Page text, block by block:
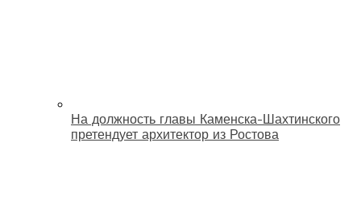
На должность главы Каменска-Шахтинского
претендует архитектор из Ростова